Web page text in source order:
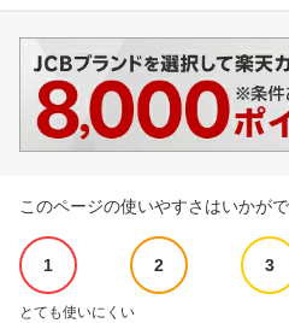
このページの使いやすさはいかが
1 2 3
とても使いにくい